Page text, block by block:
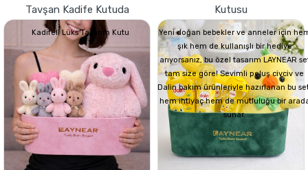
Tavşan Kadife Kutuda
Kadifeli Lüks Tasarım Kutu
Kutusu
Yeni doğan bebekler ve anneler için
şık hem de kullanışlı bir hediye
arıyorsanız, bu özel tasarım LAYNEAR
tam size göre! Sevimli peluş civciv ve
Dalin bakım ürünleriyle hazırlanan bu
hem ihtiyaç hem de mutluluğu bir
sunar.